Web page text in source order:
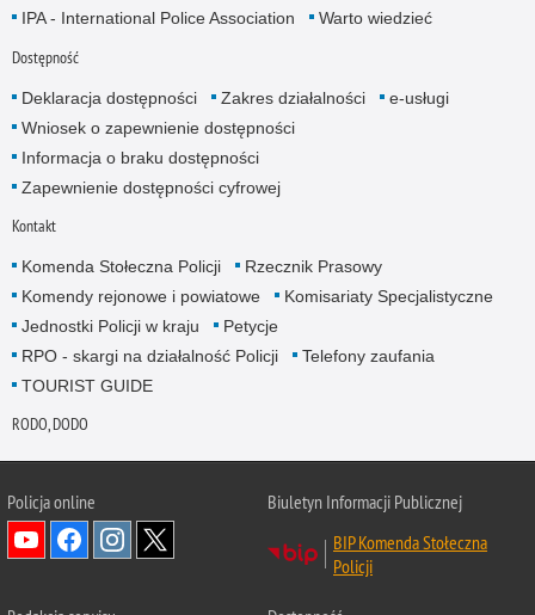
IPA - International Police Association
Warto wiedzieć
Dostępność
Deklaracja dostępności Zakres działalności
e-usługi
Wniosek o zapewnienie dostępności
Informacja o braku dostępności
Zapewnienie dostępności cyfrowej
Kontakt
Komenda Stołeczna Policji
Rzecznik Prasowy
Komendy rejonowe i powiatowe
Komisariaty Specjalistyczne
Jednostki Policji w kraju
Petycje
RPO - skargi na działalność Policji
Telefony zaufania
TOURIST GUIDE
RODO, DODO
Policja online
Biuletyn Informacji Publicznej
BIP Komenda Stołeczna
Policji